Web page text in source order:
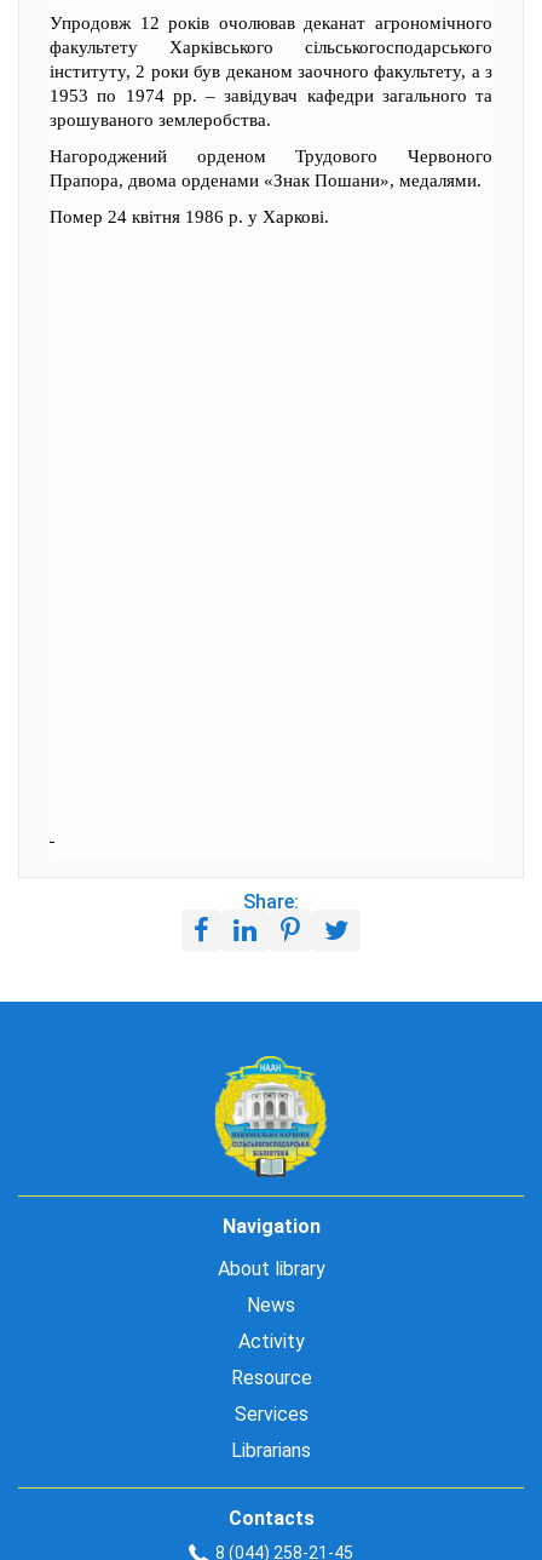
Упродовж 12 років очолював деканат агрономічного
факультету Харківського сільськогосподарського
інституту, 2 роки був деканом заочного факультету, а з
1953 по 1974 рр. – завідувач кафедри загального та
зрошуваного землеробства.
Нагороджений орденом Трудового Червоного
Прапора, двома орденами «Знак Пошани», медалями.
Помер 24 квітня 1986 р. у Харкові.
Share:
Navigation
About library
News
Activity
Resource
Services
Librarians
Contacts
8 (044) 258-21-45